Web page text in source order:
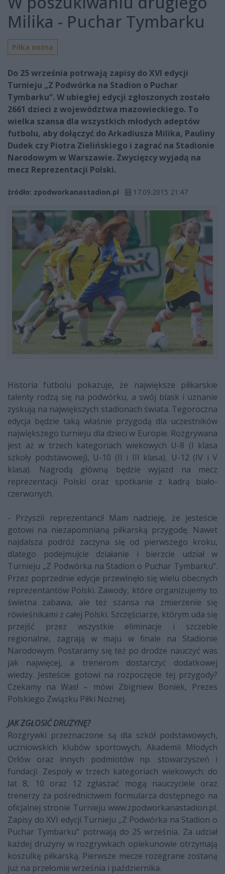
Milika - Puchar Tymbarku
Piłka nożna
Do 25 września potrwają zapisy do XVI edycji
Turnieju „Z Podwórka na Stadion o Puchar
Tymbarku”. W ubiegłej edycji zgłoszonych zostało
2661 dzieci z województwa mazowieckiego. To
wielka szansa dla wszystkich młodych adeptów
futbolu, aby dołączyć do Arkadiusza Milika, Pauliny
Dudek czy Piotra Zielińskiego i zagrać na Stadionie
Narodowym w Warszawie. Zwycięzcy wyjadą na
mecz Reprezentacji Polski.
źródło: zpodworkanastadion.pl 17.09.2015 21:47
Historia futbolu pokazuje, że największe piłkarskie
talenty rodzą się na podwórku, a swój blask i uznanie
zyskują na największych stadionach świata. Tegoroczna
edycja będzie taką właśnie przygodą dla uczestników
największego turnieju dla dzieci w Europie. Rozgrywana
jest aż w trzech kategoriach wiekowych U-8 (I klasa
szkoły podstawowej), U-10 (II i III klasa), U-12 (IV i V
klasa). Nagrodą główną będzie wyjazd na mecz
reprezentacji Polski oraz spotkanie z kadrą biało-
czerwonych.
- Przyszli reprezentanci! Mam nadzieję, że jesteście
gotowi na niezapomnianą piłkarską przygodę. Nawet
najdalsza podróż zaczyna się od pierwszego kroku,
dlatego podejmujcie działanie i bierzcie udział w
Turnieju „Z Podwórka na Stadion o Puchar Tymbarku”.
Przez poprzednie edycje przewinęło się wielu obecnych
reprezentantów Polski. Zawody, które organizujemy to
świetna zabawa, ale też szansa na zmierzenie się
rówieśnikami z całej Polski. Szczęściarze, którym uda się
przejść przez wszystkie eliminacje i szczeble
regionalne, zagrają w maju w finale na Stadionie
Narodowym. Postaramy się też po drodze nauczyć was
jak najwięcej, a trenerom dostarczyć dodatkowej
wiedzy. Jesteście gotowi na rozpoczęcie tej przygody?
Czekamy na Was! – mówi Zbigniew Boniek, Prezes
Polskiego Związku Piłki Nożnej.
JAK ZGŁOSIĆ DRUŻYNĘ?
Rozgrywki przeznaczone są dla szkół podstawowych,
uczniowskich klubów sportowych, Akademii Młodych
Orłów oraz innych podmiotów np. stowarzyszeń i
fundacji. Zespoły w trzech kategoriach wiekowych: do
lat 8, 10 oraz 12 zgłaszać mogą nauczyciele oraz
trenerzy za pośrednictwem formularza dostępnego na
oficjalnej stronie Turnieju www.zpodworkanastadion.pl.
Zapisy do XVI edycji Turnieju „Z Podwórka na Stadion o
Puchar Tymbarku” potrwają do 25 września. Za udział
każdej drużyny w rozgrywkach opiekunowie otrzymają
koszulkę piłkarską. Pierwsze mecze rozegrane zostaną
już na przełomie września i października.